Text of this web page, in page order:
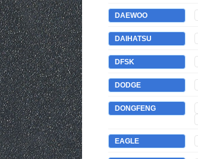
DAEWOO
DAIHATSU
DFSK
DODGE
DONGFENG
EAGLE